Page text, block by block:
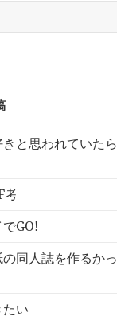
きと思われていたら
考
GO!
同人誌を作るかっ
い